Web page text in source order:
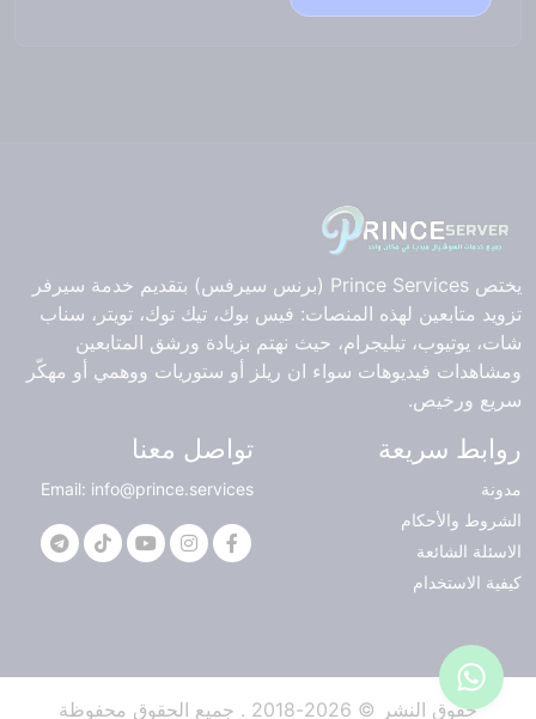
يختص Prince Services (برنس سيرفس) بتقديم خدمة سيرفر
تزويد متابعين لهذه المنصات: فيس بوك، تيك توك، تويتر، سناب
شات، يوتيوب، تيليجرام، حيث نهتم بزيادة ورشق المتابعين
ومشاهدات فيديوهات سواء ان ريلز أو ستوريات ووهمي أو مهكّر
سريع ورخيص.
روابط سريعة
مدونة
الشروط والأحكام
الاسئلة الشائعة
كيفية الاستخدام
تواصل معنا
Email: info@prince.services
حقوق النشر © 2026-2018 . جميع الحقوق محفوظة